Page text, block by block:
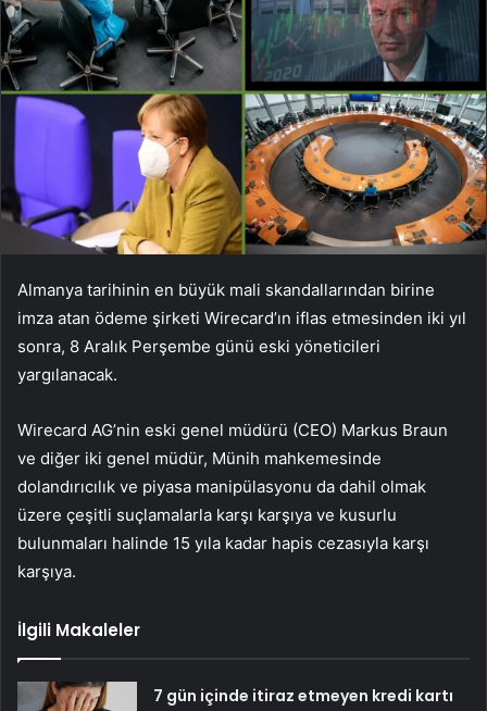
Almanya tarihinin en büyük mali skandallarından birine
imza atan ödeme şirketi Wirecard’ın iflas etmesinden iki yıl
sonra, 8 Aralık Perşembe günü eski yöneticileri
yargılanacak.
Wirecard AG’nin eski genel müdürü (CEO) Markus Braun
ve diğer iki genel müdür, Münih mahkemesinde
dolandırıcılık ve piyasa manipülasyonu da dahil olmak
üzere çeşitli suçlamalarla karşı karşıya ve kusurlu
bulunmaları halinde 15 yıla kadar hapis cezasıyla karşı
karşıya.
İlgili Makaleler
7 gün içinde itiraz etmeyen kredi kartı